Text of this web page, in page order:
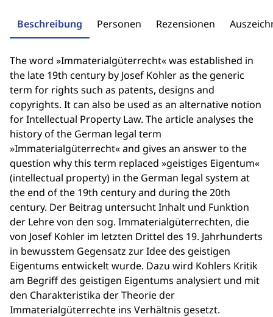
Beschreibung Personen Rezensionen
The word »Immaterialgüterrecht« was established in
the late 19th century by Josef Kohler as the generic
term for rights such as patents, designs and
copyrights. It can also be used as an alternative notion
for Intellectual Property Law. The article analyses the
history of the German legal term
»Immaterialgüterrecht« and gives an answer to the
question why this term replaced »geistiges Eigentum«
(intellectual property) in the German legal system at
the end of the 19th century and during the 20th
century. Der Beitrag untersucht Inhalt und Funktion
der Lehre von den sog. Immaterialgüterrechten, die
von Josef Kohler im letzten Drittel des 19. Jahrhunderts
in bewusstem Gegensatz zur Idee des geistigen
Eigentums entwickelt wurde. Dazu wird Kohlers Kritik
am Begriff des geistigen Eigentums analysiert und mit
den Charakteristika der Theorie der
Immaterialgüterrechte ins Verhältnis gesetzt.